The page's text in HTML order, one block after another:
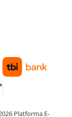
Platforma E-